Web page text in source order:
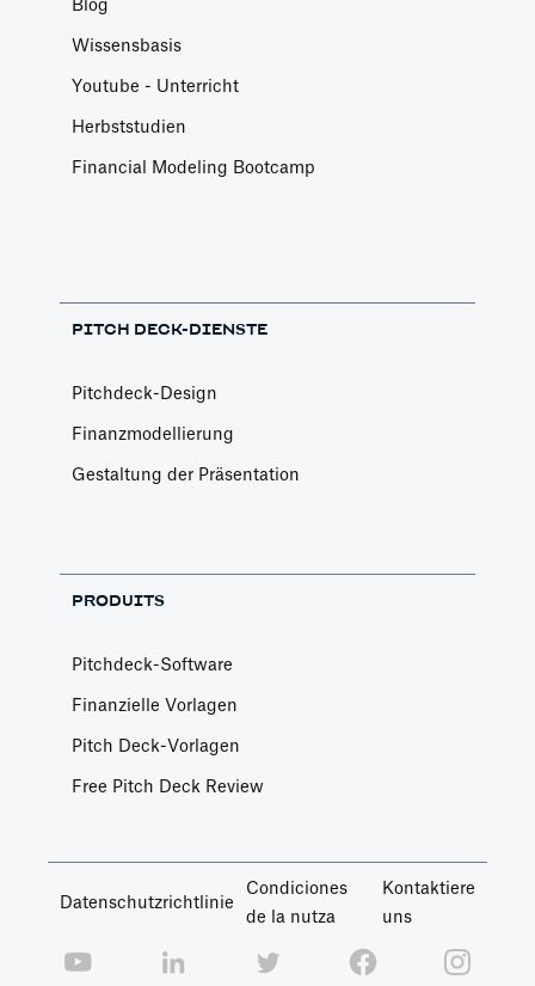
Blog
Wissensbasis
Youtube - Unterricht
Herbststudien
Financial Modeling Bootcamp
PITCH DECK-DIENSTE
Pitchdeck-Design
Finanzmodellierung
Gestaltung der Präsentation
PRODUITS
Pitchdeck-Software
Finanzielle Vorlagen
Pitch Deck-Vorlagen
Free Pitch Deck Review
Datenschutzrichtlinie
Condiciones
de la nutza
Kontaktiere
uns